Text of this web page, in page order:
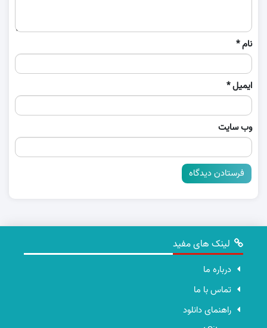
نام*
ایمیل*
وب‌ سایت
لینک های مفید
درباره ما
تماس با ما
راهنمای دانلود